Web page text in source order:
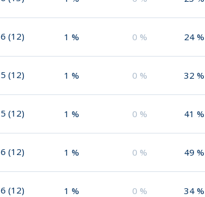
6 (12) 1 % 0 % 24 %
5 (12) 1 % 0 % 32 %
5 (12) 1 % 0 % 41 %
6 (12) 1 % 0 % 49 %
6 (12) 1 % 0 % 34 %